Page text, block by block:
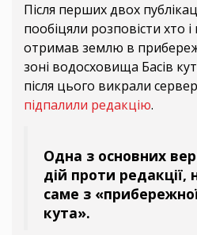
Після перших двох
пообіцяли розповісти хто і
отримав землю в
зоні водосховища Басів
після цього викрали
підпалили редакцію.
Одна з основних
дій проти
саме з
кута».